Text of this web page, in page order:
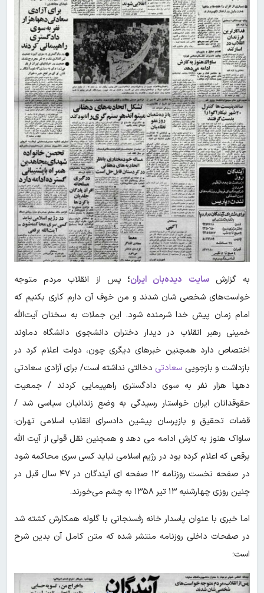
به گزارشسایت دیده‌بان ایران؛ پس از انقلاب مردم متوجه
خواست‌های شخصی شان شدند و من خوف آن دارم کاری بکنیم که
امام زمان پیش خدا شرمنده شود. این جملات به سخنان آیت‌الله
خمینی رهبر انقلاب در دیدار دختران دانشجوی دانشگاه دماوند
اختصاص دارد همچنین خبرهای دیگری چون، دولت اعلام کرد در
بازداشت و بازجویی سعادتی دخالتی نداشته است/ برای آزادی سعادتی
دهها هزار نفر به سوی دادگستری راهپیمایی کردند / جمعیت
حقوقدانان ایران خواستار رسیدگی به وضع زندانیان سیاسی شد /
قضات تحقیق و بازپرسان پیشین دادسرای انقلاب اسلامی تهران:
ساواک هنوز به کارش ادامه می دهد و همچنین نقل قولی از آیت الله
برقعی که اعلام کرده بود در رژیم اسلامی نباید کسی سری محاکمه شود
در صفحه نخست روزنامه ۱۲ صفحه ای آیندگان در ۴۷ سال قبل در
چنین روزی چهارشنبه ۱۳ تیر ۱۳۵۸ به چشم می‌خورند.
اما خبری با عنوان پاسدار خانه رفسنجانی با گلوله همکارش کشته شد
در صفحات داخلی روزنامه منتشر شده که متن کامل آن بدین شرح
است؛